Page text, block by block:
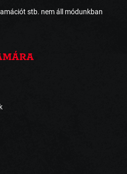
stb. nem áll módunkban